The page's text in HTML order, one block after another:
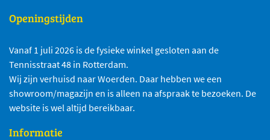
Openingstijden
Vanaf 1 juli 2026 is de fysieke winkel gesloten aan de
Tennisstraat 48 in Rotterdam.
Wij zijn verhuisd naar Woerden. Daar hebben we een
showroom/magazijn en is alleen na afspraak te bezoeken. De
website is wel altijd bereikbaar.
Informatie